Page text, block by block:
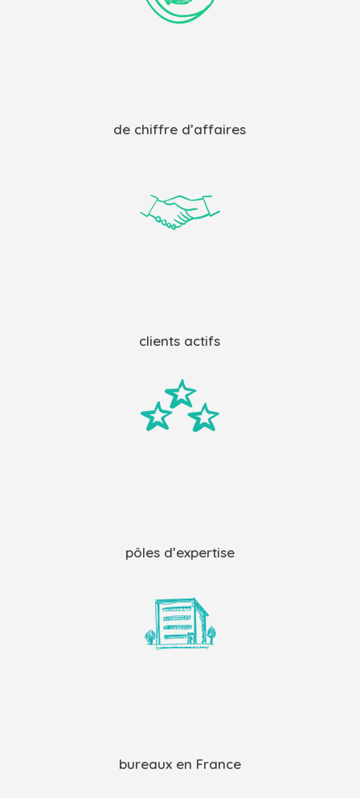
de chiffre d’affaires
clients actifs
pôles d’expertise
bureaux en France